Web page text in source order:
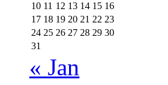
10 11 12 13 14 15 16
17 18 19 20 21 22 23
24 25 26 27 28 29 30
31
« Jan